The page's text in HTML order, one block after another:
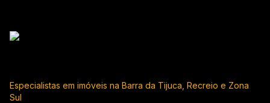
Especialistas em imóveis na Barra da Tijuca, Recreio e Zona
Sul